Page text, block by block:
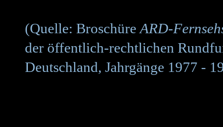
(Quelle: Broschüre ARD-
der öffentlich-rechtlichen
Deutschland, Jahrgänge 1977 -